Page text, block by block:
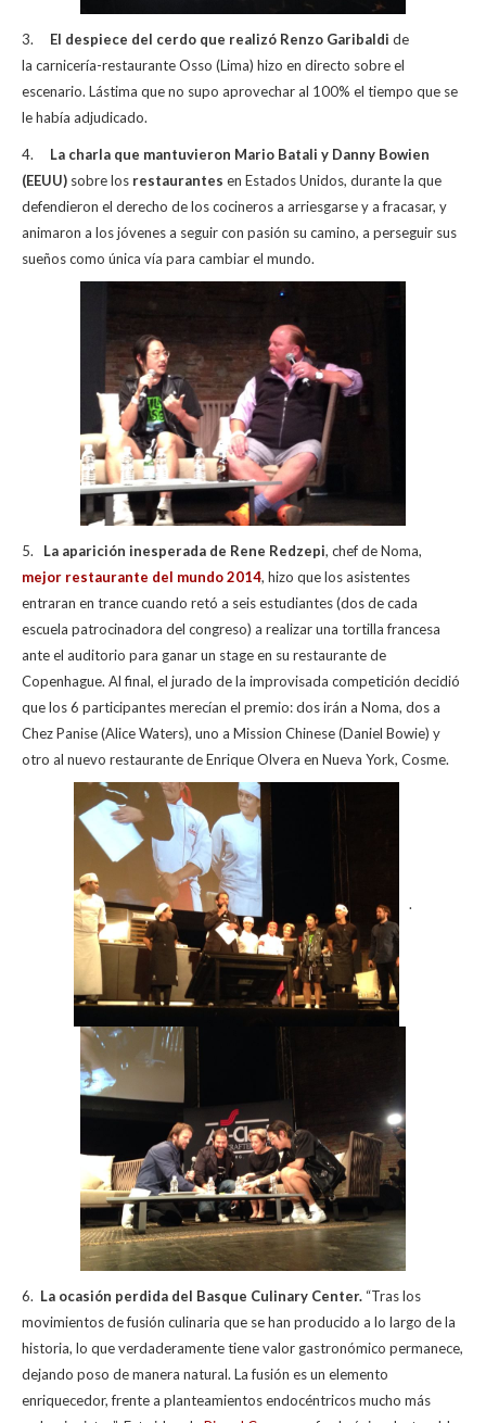
3. El despiece del cerdo que realizó Renzo Garibaldi de
la carnicería-restauranteOsso (Lima) hizo en directo sobre el
escenario. Lástima que no supo aprovechar al 100% el tiempo que se
le había adjudicado.
4. La charla que mantuvieron Mario Batali y Danny Bowien
(EEUU) sobre los restaurantes en Estados Unidos, durante la que
defendieron el derecho de los cocineros a arriesgarse y a fracasar, y
animaron a los jóvenes a seguir con pasión su camino, a perseguir sus
sueños como única vía para cambiar el mundo.
5. La aparición inesperada de Rene Redzepi, chef de Noma,
mejor restaurante del mundo 2014, hizo que los asistentes
entraran en trance cuando retó a seis estudiantes (dos de cada
escuela patrocinadora del congreso) a realizar una tortilla francesa
ante el auditorio para ganar un stage en su restaurante de
Copenhague. Al final, el jurado de la improvisada competición decidió
que los 6 participantes merecían el premio: dos irán a Noma, dos a
Chez Panise (Alice Waters), uno a Mission Chinese (Daniel Bowie) y
otro al nuevo restaurante de Enrique Olvera en Nueva York, Cosme.
.
6. La ocasión perdida del Basque Culinary Center. “Tras los
movimientos de fusión culinaria que se han producido a lo largo de la
historia, lo que verdaderamente tiene valor gastronómico permanece,
dejando poso de manera natural. La fusión es un elemento
enriquecedor, frente a planteamientos endocéntricos mucho más